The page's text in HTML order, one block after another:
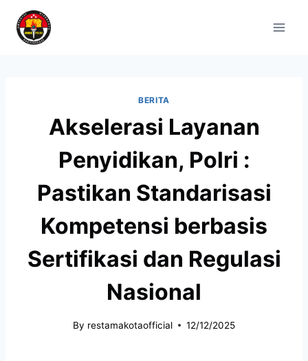
BERITA
Akselerasi Layanan
Penyidikan, Polri :
Pastikan Standarisasi
Kompetensi berbasis
Sertifikasi dan Regulasi
Nasional
By restamakotaofficial 12/12/2025